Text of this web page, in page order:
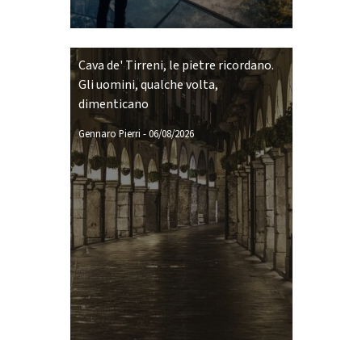
Cava de' Tirreni, le pietre ricordano.
Gli uomini, qualche volta,
dimenticano
Gennaro Pierri -06/08/2026